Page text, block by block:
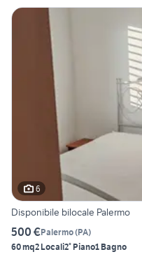
6
Disponibile bilocale Palermo
500 €Palermo(PA)
60 mq2 Locali2° Piano1 Bagno